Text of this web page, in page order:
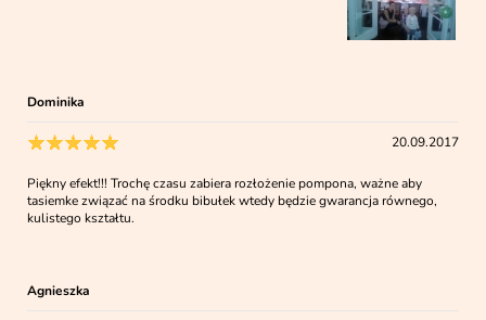
Dominika
20.09.2017
Piękny efekt!!! Trochę czasu zabiera rozłożenie pompona, ważne aby
tasiemke związać na środku bibułek wtedy będzie gwarancja równego,
kulistego kształtu.
Agnieszka